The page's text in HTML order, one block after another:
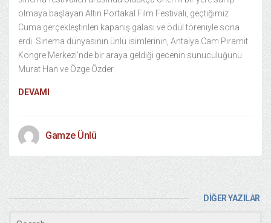
olmaya başlayan Altın Portakal Film Festivali, geçtiğimiz
Cuma gerçekleştirilen kapanış galası ve ödül töreniyle sona
erdi. Sinema dünyasının ünlü isimlerinin, Antalya Cam Piramit
Kongre Merkezi’nde bir araya geldiği gecenin sunuculuğunu
Murat Han ve Özge Özder
DEVAMI
Gamze Ünlü
DİĞER YAZILAR